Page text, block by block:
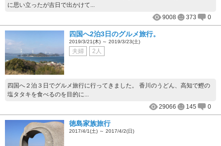
に思い立ったが吉日で出かけて...
9008
373 0
四国へ2泊3日のグルメ旅行。
2019/3/21(木) ～ 2019/3/23(土)
夫婦 2人
四国へ２泊３日でグルメ旅行に行ってきました。 香川のうどん、高知で鰹の
塩タタキを食べるのを目的に...
29066
145 0
徳島家族旅行
2017/4/1(土) ～ 2017/4/2(日)